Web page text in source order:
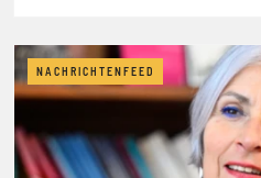
NACHRICHTENFEED